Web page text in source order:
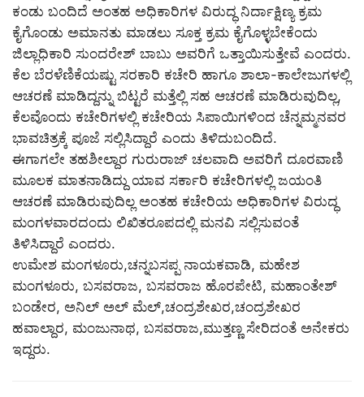
ಕಂಡು ಬಂದಿದೆ ಅಂತಹ ಅಧಿಕಾರಿಗಳ ವಿರುದ್ಧ ನಿರ್ದಾಕ್ಷಿಣ್ಯ ಕ್ರಮ
ಕೈಗೊಂಡು ಅಮಾನತು ಮಾಡಲು ಸೂಕ್ತ ಕ್ರಮ ಕೈಗೊಳ್ಳಬೇಕೆಂದು
ಜಿಲ್ಲಾಧಿಕಾರಿ ಸುಂದರೇಶ್ ಬಾಬು ಅವರಿಗೆ ಒತ್ತಾಯಿಸುತ್ತೇವೆ ಎಂದರು.
ಕೆಲ ಬೆರಳೆಣಿಕೆಯಷ್ಟು ಸರಕಾರಿ ಕಚೇರಿ ಹಾಗೂ ಶಾಲಾ-ಕಾಲೇಜುಗಳಲ್ಲಿ
ಆಚರಣೆ ಮಾಡಿದ್ದನ್ನು ಬಿಟ್ಟರೆ ಮತ್ತೆಲ್ಲಿ ಸಹ ಆಚರಣೆ ಮಾಡಿರುವುದಿಲ್ಲ,
ಕೆಲವೊಂದು ಕಚೇರಿಗಳಲ್ಲಿ ಕಚೇರಿಯ ಸಿಪಾಯಿಗಳಿಂದ ಚೆನ್ನಮ್ಮನವರ
ಭಾವಚಿತ್ರಕ್ಕೆ ಪೂಜೆ ಸಲ್ಲಿಸಿದ್ದಾರೆ ಎಂದು ತಿಳಿದುಬಂದಿದೆ.
ಈಗಾಗಲೇ ತಹಶೀಲ್ದಾರ ಗುರುರಾಜ್ ಚಲವಾದಿ ಅವರಿಗೆ ದೂರವಾಣಿ
ಮೂಲಕ ಮಾತನಾಡಿದ್ದು ಯಾವ ಸರ್ಕಾರಿ ಕಚೇರಿಗಳಲ್ಲಿ ಜಯಂತಿ
ಆಚರಣೆ ಮಾಡಿರುವುದಿಲ್ಲ ಅಂತಹ ಕಚೇರಿಯ ಅಧಿಕಾರಿಗಳ ವಿರುದ್ಧ
ಮಂಗಳವಾರದಂದು ಲಿಖಿತರೂಪದಲ್ಲಿ ಮನವಿ ಸಲ್ಲಿಸುವಂತೆ
ತಿಳಿಸಿದ್ದಾರೆ ಎಂದರು.
ಉಮೇಶ ಮಂಗಳೂರು,ಚನ್ನಬಸಪ್ಪ ನಾಯಕವಾಡಿ, ಮಹೇಶ
ಮಂಗಳೂರು, ಬಸವರಾಜ, ಬಸವರಾಜ ಹೊರಪೇಟಿ, ಮಹಾಂತೇಶ್
ಬಂಡೇರ, ಅನಿಲ್ ಅಲ್ ಮೆಲ್,ಚಂದ್ರಶೇಖರ,ಚಂದ್ರಶೇಖರ
ಹವಾಲ್ದಾರ, ಮಂಜುನಾಥ, ಬಸವರಾಜ,ಮುತ್ತಣ್ಣ ಸೇರಿದಂತೆ ಅನೇಕರು
ಇದ್ದರು.